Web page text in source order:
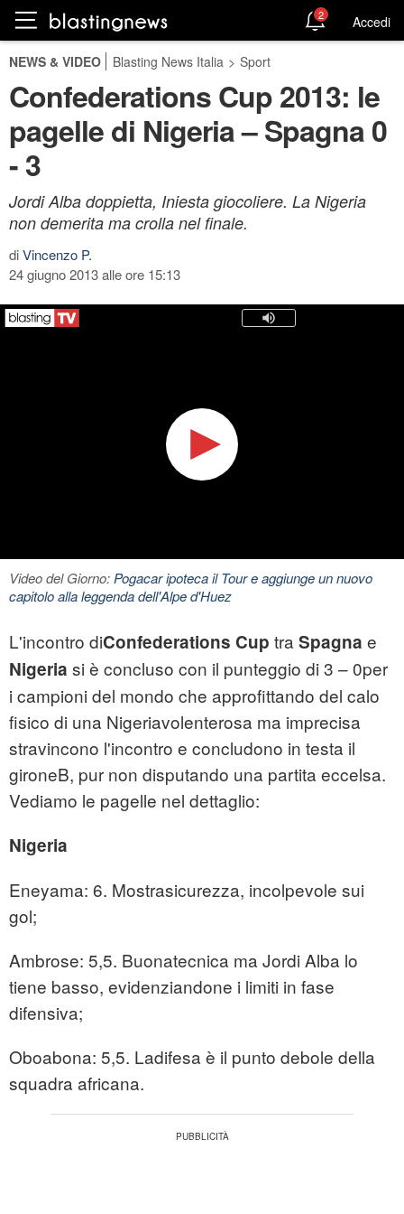
2 Accedi
NEWS & VIDEO Blasting News Italia > Sport
Confederations Cup 2013: le
pagelle di Nigeria – Spagna 0
- 3
Jordi Alba doppietta, Iniesta giocoliere. La Nigeria
non demerita ma crolla nel finale.
diVincenzo P.
24 giugno 2013 alle ore 15:13
Video del Giorno: Pogacar ipoteca il Tour e aggiunge un nuovo
capitolo alla leggenda dell'Alpe d'Huez
L'incontro diConfederations Cup tra Spagna e
Nigeria si è concluso con il punteggio di 3 – 0per
i campioni del mondo che approfittando del calo
fisico di una Nigeriavolenterosa ma imprecisa
stravincono l'incontro e concludono in testa il
gironeB, pur non disputando una partita eccelsa.
Vediamo le pagelle nel dettaglio:
Nigeria
Eneyama: 6. Mostrasicurezza, incolpevole sui
gol;
Ambrose: 5,5. Buonatecnica ma Jordi Alba lo
tiene basso, evidenziandone i limiti in fase
difensiva;
Oboabona: 5,5. Ladifesa è il punto debole della
squadra africana.